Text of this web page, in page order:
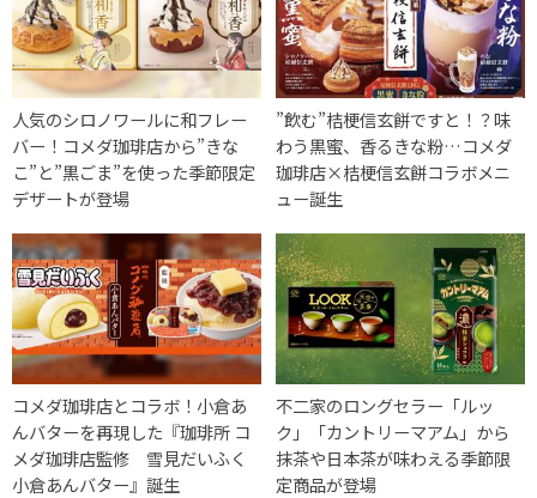
人気のシロノワールに和フレー
バー！コメダ珈琲店から”きな
こ”と”黒ごま”を使った季節限定
デザートが登場
”飲む”桔梗信玄餅ですと！？味
わう黒蜜、香るきな粉…コメダ
珈琲店×桔梗信玄餅コラボメニ
ュー誕生
コメダ珈琲店とコラボ！小倉あ
んバターを再現した『珈琲所 コ
メダ珈琲店監修 雪見だいふく
小倉あんバター』誕生
不二家のロングセラー「ルッ
ク」「カントリーマアム」から
抹茶や日本茶が味わえる季節限
定商品が登場